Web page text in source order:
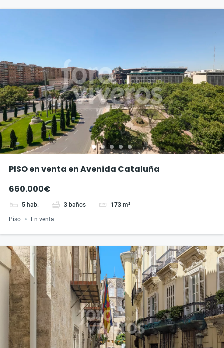
PISO en venta en Avenida Cataluña
660.000€
5 hab. 3 baños 173 m²
Piso En venta